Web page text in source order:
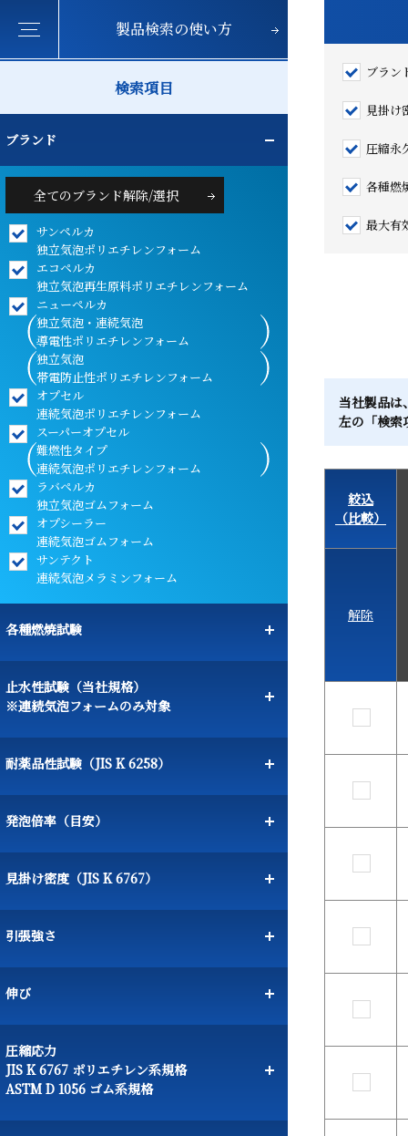
製品検索の使い方
検索項目
ブランド
全てのブランド解除/選択
サンペルカ
独立気泡ポリエチレンフォーム
エコペルカ
独立気泡再生原料ポリエチレンフォーム
ニューペルカ
独立気泡・連続気泡
導電性ポリエチレンフォーム
独立気泡
帯電防止性ポリエチレンフォーム
オプセル
連続気泡ポリエチレンフォーム
スーパーオプセル
難燃性タイプ
連続気泡ポリエチレンフォーム
ラバペルカ
独立気泡ゴムフォーム
オプシーラー
連続気泡ゴムフォーム
サンテクト
連続気泡メラミンフォーム
各種燃焼試験
止水性試験（当社規格）
※連続気泡フォームのみ対象
耐薬品性試験（JIS K 6258）
発泡倍率（目安）
見掛け密度（JIS K 6767）
引張強さ
伸び
圧縮応力
JIS K 6767 ポリエチレン系規格
ASTM D 1056 ゴム系規格
ブラン
見掛け
圧縮永
各種燃
最大有
当社製品は
左の「検索
絞込
（比較）
解除